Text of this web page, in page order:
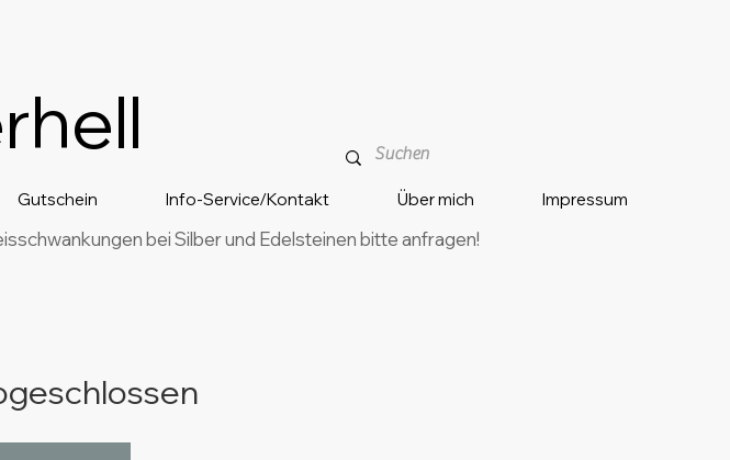
Gutschein Info-Service/Kontakt Über mich Impressum
bei Silber und Edelsteinen bitte anfragen!